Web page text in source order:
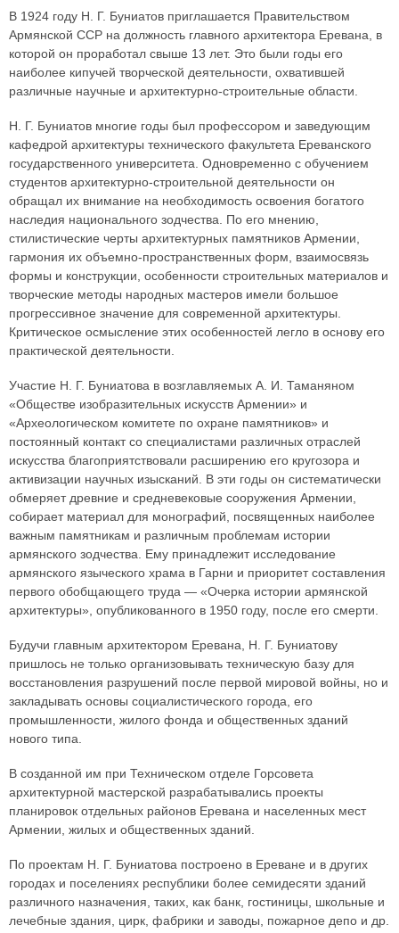
В 1924 году Н. Г. Буниатов приглашается Правительством
Армянской ССР на должность главного архитектора Еревана, в
которой он проработал свыше 13 лет. Это были годы его
наиболее кипучей творческой деятельности, охватившей
различные научные и архитектурно-строительные области.
Н. Г. Буниатов многие годы был профессором и заведующим
кафедрой архитектуры технического факультета Ереванского
государственного университета. Одновременно с обучением
студентов архитектурно-строительной деятельности он
обращал их внимание на необходимость освоения богатого
наследия национального зодчества. По его мнению,
стилистические черты архитектурных памятников Армении,
гармония их объемно-пространственных форм, взаимосвязь
формы и конструкции, особенности строительных материалов и
творческие методы народных мастеров имели большое
прогрессивное значение для современной архитектуры.
Критическое осмысление этих особенностей легло в основу его
практической деятельности.
Участие Н. Г. Буниатова в возглавляемых А. И. Таманяном
«Обществе изобразительных искусств Армении» и
«Археологическом комитете по охране памятников» и
постоянный контакт со специалистами различных отраслей
искусства благоприятствовали расширению его кругозора и
активизации научных изысканий. В эти годы он систематически
обмеряет древние и средневековые сооружения Армении,
собирает материал для монографий, посвященных наиболее
важным памятникам и различным проблемам истории
армянского зодчества. Ему принадлежит исследование
армянского языческого храма в Гарни и приоритет составления
первого обобщающего труда — «Очерка истории армянской
архитектуры», опубликованного в 1950 году, после его смерти.
Будучи главным архитектором Еревана, Н. Г. Буниатову
пришлось не только организовывать техническую базу для
восстановления разрушений после первой мировой войны, но и
закладывать основы социалистического города, его
промышленности, жилого фонда и общественных зданий
нового типа.
В созданной им при Техническом отделе Горсовета
архитектурной мастерской разрабатывались проекты
планировок отдельных районов Еревана и населенных мест
Армении, жилых и общественных зданий.
По проектам Н. Г. Буниатова построено в Ереване и в других
городах и поселениях республики более семидесяти зданий
различного назначения, таких, как банк, гостиницы, школьные и
лечебные здания, цирк, фабрики и заводы, пожарное депо и др.